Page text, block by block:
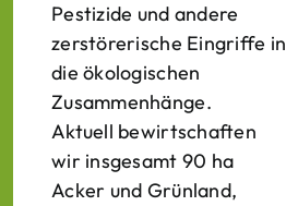
Pestizide und andere
zerstörerische Eingriffe in
die ökologischen
Zusammenhänge.
Aktuell bewirtschaften
wir insgesamt 90 ha
Acker und Grünland,